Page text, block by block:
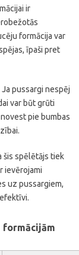
ir
formācija var
īpaši pret
pussargi nespēj
var būt grūti
pie bumbas
šis spēlētājs tiek
ievērojami
uz pussargiem,
formācijām